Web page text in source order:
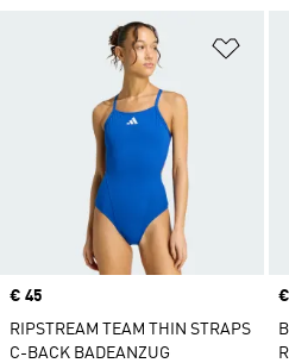
Zur
Price
€ 45
RIPSTREAM TEAM THIN STRAPS
C-BACK BADEANZUG